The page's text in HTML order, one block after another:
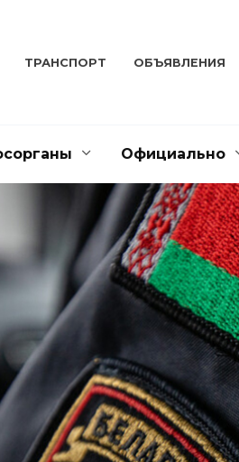
ТРАНСПОРТ ОБЪЯВЛЕНИЯ
Официально